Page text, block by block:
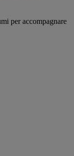
per accompagnare